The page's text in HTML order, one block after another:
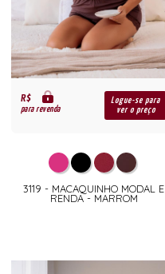
R$
para revenda
Logue-se para
ver o preço
3119 - MACAQUINHO MODAL E
RENDA - MARROM